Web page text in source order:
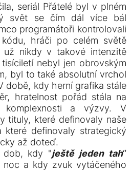
seriál Přátelé byl v plném
svět se čím dál více bál
programátoři kontrolovali
hráči po celém světě
nikdy v takové intenzitě
nebyl jen obrovským
byl to také absolutní vrchol
době, kdy herní grafika stále
hratelnost pořád stála na
komplexnosti a výzvy. V
tituly, které definovaly naše
definovaly strategický
až doteď.
dob, kdy "ještě jeden tah“
noc a kdy zvuk vytáčeného